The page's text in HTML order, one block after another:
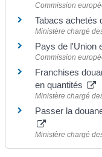
Commission
Tabacs achetés
Ministère chargé
Pays de l'Union
Commission
Franchises
en quantités
Ministère chargé
Passer la
Ministère chargé